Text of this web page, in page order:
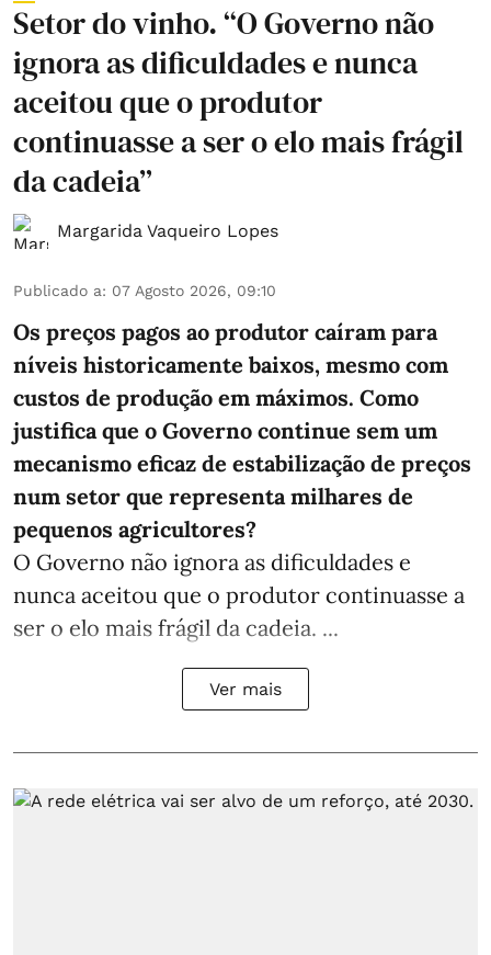
Setor do vinho. “O Governo não
ignora as dificuldades e nunca
aceitou que o produtor
continuasse a ser o elo mais frágil
da cadeia”
Margarida Vaqueiro Lopes
Publicado a: 07 Agosto 2026, 09:10
Os preços pagos ao produtor caíram para
níveis historicamente baixos, mesmo com
custos de produção em máximos. Como
justifica que o Governo continue sem um
mecanismo eficaz de estabilização de preços
num setor que representa milhares de
pequenos agricultores?
O Governo não ignora as dificuldades e
nunca aceitou que o produtor continuasse a
ser o elo mais frágil da cadeia. ...
Ver mais